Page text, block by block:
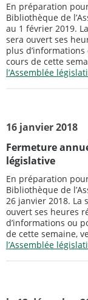
En préparation
Bibliothèque de
au 1 février 2019.
sera ouvert ses
plus
cours de cette
l’Assemblée
16 janvier 2018
Fermeture
législative
En préparation
Bibliothèque de
26 janvier 2018. La
ouvert ses heures
d’informations ou
de cette semaine,
l’Assemblée